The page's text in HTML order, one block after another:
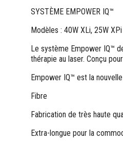
SYSTÈME EMPOWER IQ™
Modèles : 40W XLi, 25W XPi
Le système Empower IQ™
thérapie au laser. Conçu
Empower IQ™ est la
Fibre
Fabrication de très haute
Extra-longue pour la